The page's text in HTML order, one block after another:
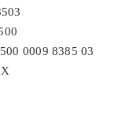
0009 8385 03